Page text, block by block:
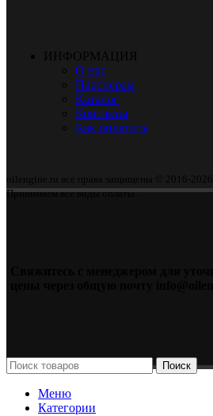
ИНФОРМАЦИЯ
О нас
Партнерам
Каталог
Контакты
Как оплатить
oilengine.ru все права защищены © 2016-2026
Принимаем все виды оплаты.
Поиск
Меню
Категории